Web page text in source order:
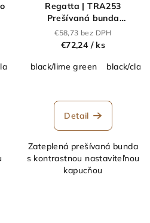
red navy/french blue navy/
Regatta | TRA253
Prešívaná bunda
"Navigate"_36.A253
€58,73 bez DPH
€72,24 / ks
black/lime green
black/
Detail
Zateplená prešívaná bunda
s kontrastnou nastaviteľnou
kapucňou